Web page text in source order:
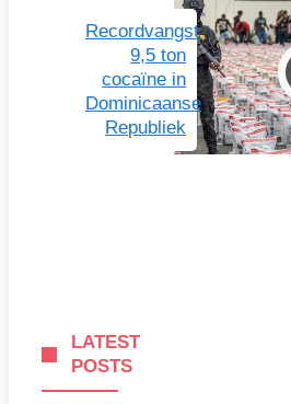
Recordvangst
9,5 ton
cocaïne in
Dominicaanse
Republiek
LATEST
POSTS